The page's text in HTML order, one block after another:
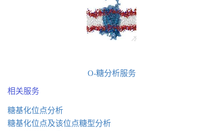
O-糖分析服务
相关服务
糖基化位点分析
糖基化位点及该位点糖型分析